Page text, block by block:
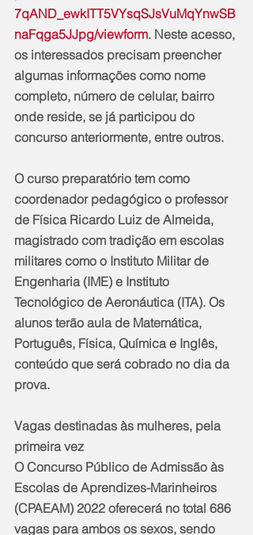
7qAND_ewkITT5VYsqSJsVuMqYnwSB
naFqga5JJpg/viewform. Neste acesso,
os interessados precisam preencher
algumas informações como nome
completo, número de celular, bairro
onde reside, se já participou do
concurso anteriormente, entre outros.
O curso preparatório tem como
coordenador pedagógico o professor
de Física Ricardo Luiz de Almeida,
magistrado com tradição em escolas
militares como o Instituto Militar de
Engenharia (IME) e Instituto
Tecnológico de Aeronáutica (ITA). Os
alunos terão aula de Matemática,
Português, Física, Química e Inglês,
conteúdo que será cobrado no dia da
prova.
Vagas destinadas às mulheres, pela
primeira vez
O Concurso Público de Admissão às
Escolas de Aprendizes-Marinheiros
(CPAEAM) 2022 oferecerá no total 686
vagas para ambos os sexos, sendo